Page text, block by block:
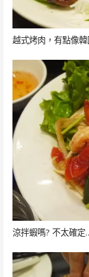
越式烤肉，有點像
涼拌蝦嗎? 不太確定